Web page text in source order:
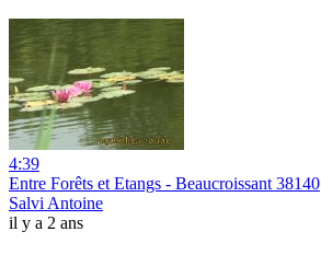
4:39
Entre Forêts et Etangs - Beaucroissant 38140
Salvi Antoine
il y a 2 ans